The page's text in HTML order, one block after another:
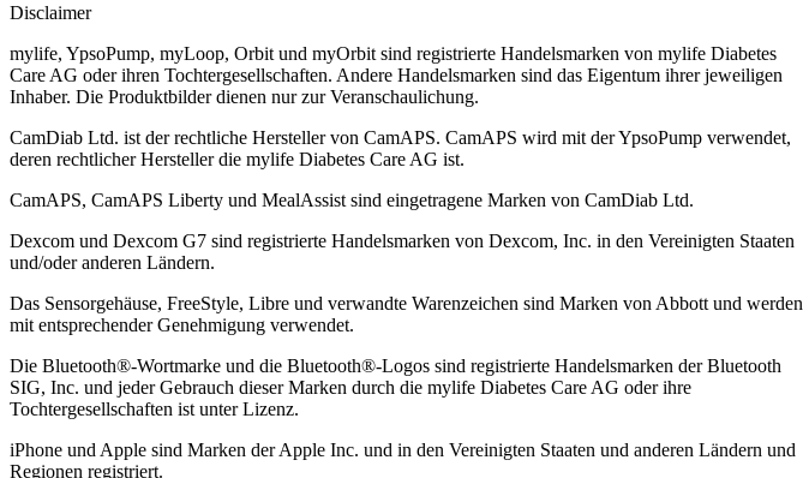
Disclaimer
mylife, YpsoPump, myLoop, Orbit und myOrbit sind registrierte Handelsmarken von mylife Diabetes
Care AG oder ihren Tochtergesellschaften. Andere Handelsmarken sind das Eigentum ihrer jeweiligen
Inhaber. Die Produktbilder dienen nur zur Veranschaulichung.
CamDiab Ltd. ist der rechtliche Hersteller von CamAPS. CamAPS wird mit der YpsoPump verwendet,
deren rechtlicher Hersteller die mylife Diabetes Care AG ist.
CamAPS, CamAPS Liberty und MealAssist sind eingetragene Marken von CamDiab Ltd.
Dexcom und Dexcom G7 sind registrierte Handelsmarken von Dexcom, Inc. in den Vereinigten Staaten
und/oder anderen Ländern.
Das Sensorgehäuse, FreeStyle, Libre und verwandte Warenzeichen sind Marken von Abbott und werden
mit entsprechender Genehmigung verwendet.
Die Bluetooth®-Wortmarke und die Bluetooth®-Logos sind registrierte Handelsmarken der Bluetooth
SIG, Inc. und jeder Gebrauch dieser Marken durch die mylife Diabetes Care AG oder ihre
Tochtergesellschaften ist unter Lizenz.
iPhone und Apple sind Marken der Apple Inc. und in den Vereinigten Staaten und anderen Ländern und
Regionen registriert.